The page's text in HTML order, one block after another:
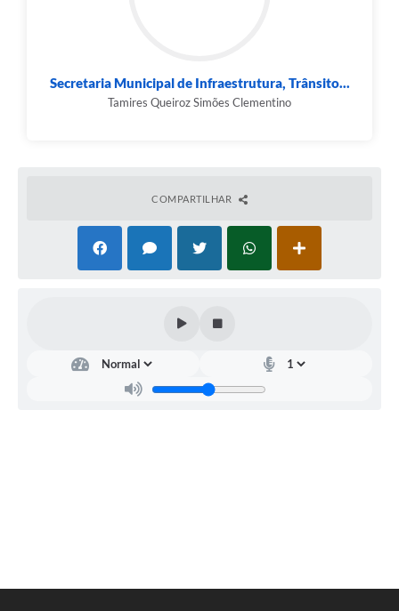
Listagem de Contribuintes Inscritos na Dívida Ativa do
Secretaria Municipal de Infraestrutura, Trânsito...
Tamires Queiroz Simões Clementino
COMPARTILHAR